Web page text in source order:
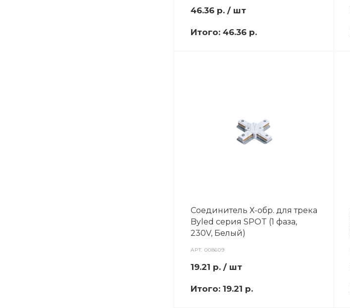
46.36 р. / шт
Итого: 46.36 р.
Соединитель Х-обр. для трека
Byled серия SPOT (1 фаза,
230V, Белый)
АРТ.008609
19.21 р. / шт
Итого: 19.21 р.